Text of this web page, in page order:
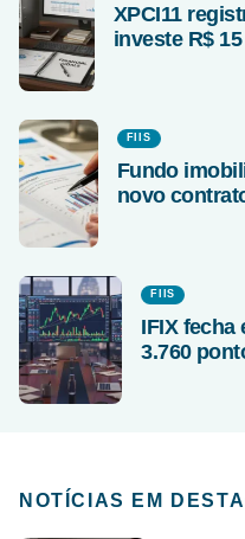
XPCI11
investe R$
FIIS
Fundo
novo
FIIS
IFIX fecha
3.760
NOTÍCIAS EM